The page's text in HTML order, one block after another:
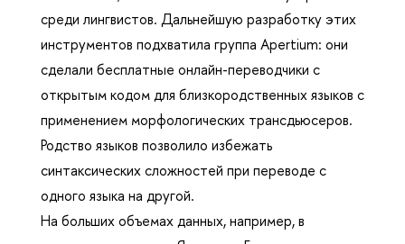
среди лингвистов. Дальнейшую разработку этих
инструментов подхватила группа Apertium: они
сделали бесплатные онлайн-переводчики с
открытым кодом для близкородственных языков с
применением морфологических трансдьюсеров.
Родство языков позволило избежать
синтаксических сложностей при переводе с
одного языка на другой.
На больших объемах данных, например, в